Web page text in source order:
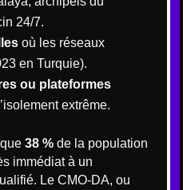
24/7.
où les réseaux
en Turquie).
ou plateformes
extrême.
38 % de la population
immédiat à un
Le CMO-DA, ou